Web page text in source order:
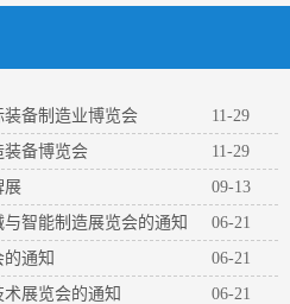
装备制造业博览会
11-29
装备博览会
11-29
展
09-13
智能制造展览会的通知
06-21
的通知
06-21
展览会的通知
06-21